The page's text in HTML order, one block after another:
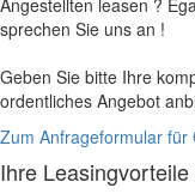
Angestellten leasen ?
sprechen Sie uns an !
Geben Sie bitte Ihre
ordentliches Angebot
Zum Anfrageformular
Ihre